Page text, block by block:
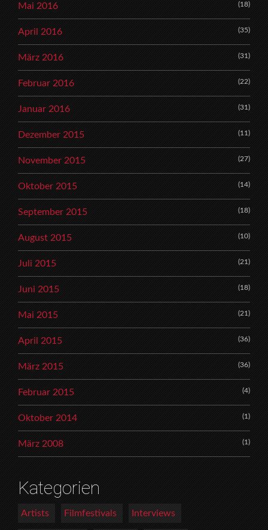
Mai 2016 (18)
April 2016 (35)
März 2016 (31)
Februar 2016 (22)
Januar 2016 (31)
Dezember 2015 (11)
November 2015 (27)
Oktober 2015 (14)
September 2015 (18)
August 2015 (10)
Juli 2015 (21)
Juni 2015 (18)
Mai 2015 (21)
April 2015 (36)
März 2015 (36)
Februar 2015 (4)
Oktober 2014 (1)
März 2008 (1)
Kategorien
Artists Filmfestivals Interviews